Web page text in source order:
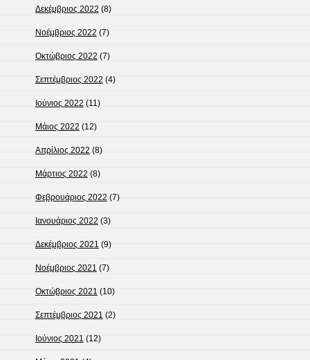
Δεκέμβριος 2022 (8)
Νοέμβριος 2022 (7)
Οκτώβριος 2022 (7)
Σεπτέμβριος 2022 (4)
Ιούνιος 2022 (11)
Μάιος 2022 (12)
Απρίλιος 2022 (8)
Μάρτιος 2022 (8)
Φεβρουάριος 2022 (7)
Ιανουάριος 2022 (3)
Δεκέμβριος 2021 (9)
Νοέμβριος 2021 (7)
Οκτώβριος 2021 (10)
Σεπτέμβριος 2021 (2)
Ιούνιος 2021 (12)